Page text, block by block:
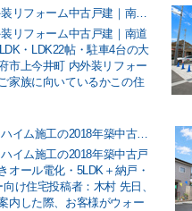
甲府市上今井町 内外装リフォーム中古戸建｜南道路・敷地約106坪・5LDK・LDK22帖・駐車4台の大型ファミリー住宅
リフォーム中古戸建｜南道
・LDK22帖・駐車4台の大
市上今井町 内外装リフォー
家族に向いているかこの住
中央市中楯 セキスイハイム施工の2018年築中古戸建｜太陽光パネル付きオール電化・5LDK＋納戸・駐車3台のファミリー向け住宅
イム施工の2018年築中古戸
オール電化・5LDK＋納戸・
け住宅投稿者：木村 先日、
内した際、お客様がウォー